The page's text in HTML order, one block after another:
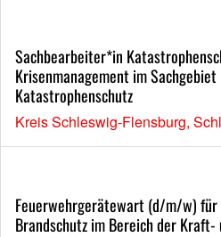
Sachbearbeiter*in
Krisenmanagement im
Katastrophenschutz
Kreis Schleswig-Flensburg,
Feuerwehrgerätewart (d/m/w) für
Brandschutz im Bereich der